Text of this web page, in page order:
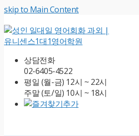
skip to Main Content
상담전화
02-6405-4522
평일 (월-금) 12시 ~ 22시
주말 (토/일) 10시 ~ 18시